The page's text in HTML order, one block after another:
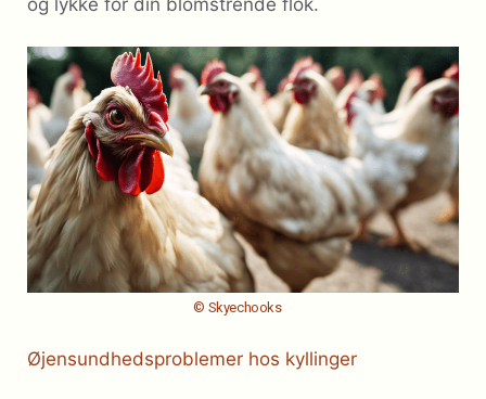
og lykke for din blomstrende flok.
© Skyechooks
Øjensundhedsproblemer hos kyllinger